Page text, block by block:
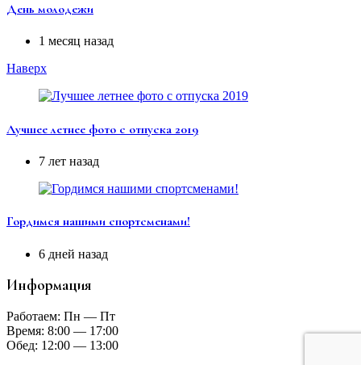
День молодежи
1 месяц назад
Наверх
Лучшее летнее фото с отпуска 2019
7 лет назад
Гордимся нашими спортсменами!
6 дней назад
Информация
Работаем: Пн — Пт
Время: 8:00 — 17:00
Обед: 12:00 — 13:00